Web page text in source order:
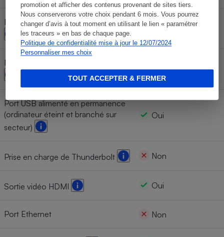
promotion et afficher des contenus provenant de sites tiers.
Nous conserverons votre choix pendant 6 mois. Vous pourrez
changer d’avis à tout moment en utilisant le lien « paramétrer
les traceurs » en bas de chaque page.
Politique de confidentialité mise à jour le 12/07/2024
Personnaliser mes choix
TOUT ACCEPTER & FERMER
Nombre de ports USB 3 Type-A
1
Nombre de ports USB 2 Type-A
1
Port USB alimenté en permanence
(ordinateur éteint et branché sur
secteur)
Oui
Prise en charge de Thunderbolt Non
Sortie vidéo HDMI Oui
Port Ethernet Non